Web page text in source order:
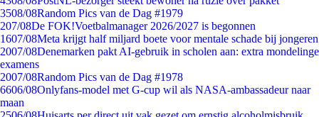
3508/08Random Pics van de Dag #1979
207/08De FOK!Voetbalmanager 2026/2027 is begonnen
1607/08Meta krijgt half miljard boete voor mentale schade bij jongeren
2007/08Denemarken pakt AI-gebruik in scholen aan: extra mondelinge
examens
2007/08Random Pics van de Dag #1978
6606/08Onlyfans-model met G-cup wil als NASA-ambassadeur naar
maan